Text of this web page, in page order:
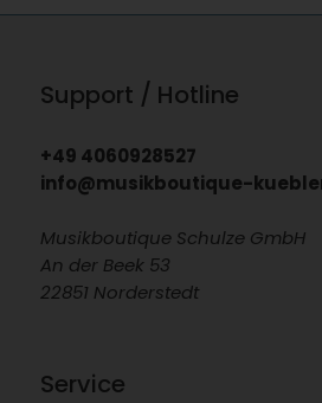
Support / Hotline
+49 4060928527
info@musikboutique-
Musikboutique Schulze GmbH
An der Beek 53
22851 Norderstedt
Service